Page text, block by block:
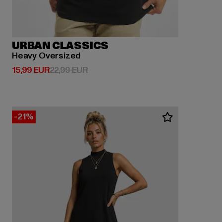
URBAN CLASSICS
Heavy Oversized
15,99 EUR
Derzeitiger Preis: 15,99 EUR
22,99 EURAktionspreis: 22,99 EUR
-21%